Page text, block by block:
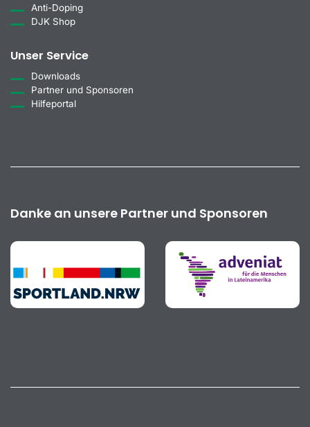
Anti-Doping
DJK Shop
Unser Service
Downloads
Partner und Sponsoren
Hilfeportal
Danke an unsere Partner und Sponsoren